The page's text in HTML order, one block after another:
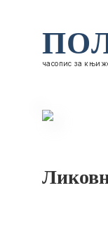
часопис за